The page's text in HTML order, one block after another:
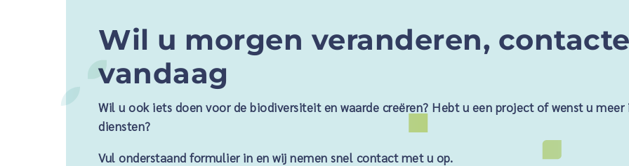
Wil u morgen veranderen,
vandaag
Wil u ook iets doen voor de biodiversiteit en waarde creëren? Hebt u een project of wenst u
diensten?
Vul onderstaand formulier in en wij nemen snel contact met u op.